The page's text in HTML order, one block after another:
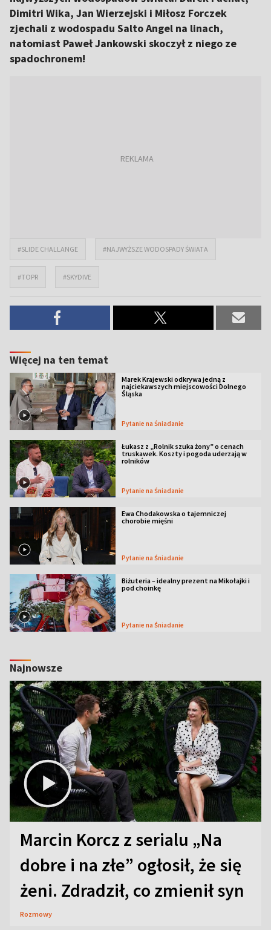
Dimitri Wika, Jan Wierzejski i Miłosz Forczek
zjechali z wodospadu Salto Angel na linach,
natomiast Paweł Jankowski skoczył z niego ze
spadochronem!
#SLIDE CHALLANGE #NAJWYŻSZE WODOSPADY ŚWIATA
#TOPR #SKYDIVE
Więcej na ten temat
Marek Krajewski odkrywa jedną z
najciekawszych miejscowości Dolnego
Śląska
Pytanie na Śniadanie
Łukasz z „Rolnik szuka żony” o cenach
truskawek. Koszty i pogoda uderzają w
rolników
Pytanie na Śniadanie
Ewa Chodakowska o tajemniczej
chorobie mięśni
Pytanie na Śniadanie
Biżuteria – idealny prezent na Mikołajki i
pod choinkę
Pytanie na Śniadanie
Najnowsze
Marcin Korcz z serialu „Na
dobre i na złe” ogłosił, że się
żeni. Zdradził, co zmienił syn
Rozmowy